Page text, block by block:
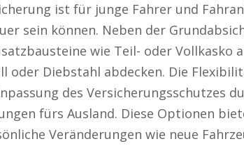
ist für junge Fahrer und
sein können. Neben der
wie Teil- oder Vollkasko
oder Diebstahl abdecken. Die
des Versicherungsschutzes
fürs Ausland. Diese Optionen
Veränderungen wie neue